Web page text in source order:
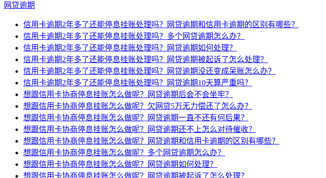
网贷逾期
信用卡逾期2年多了还能停息挂账处理吗？网贷逾期和信用卡逾期的区别有哪些？
信用卡逾期2年多了还能停息挂账处理吗？多个网贷逾期怎么办？
信用卡逾期2年多了还能停息挂账处理吗？网贷逾期如何处理？
信用卡逾期2年多了还能停息挂账处理吗？网贷逾期被起诉了怎么处理？
信用卡逾期2年多了还能停息挂账处理吗？网贷逾期没还变成呆账怎么办？
信用卡逾期2年多了还能停息挂账处理吗？网贷逾期10天算严重吗？
想跟信用卡协商停息挂账怎么做呢？网贷逾期后会不会坐牢？
想跟信用卡协商停息挂账怎么做呢？欠网贷5万无力偿还了怎么办？
想跟信用卡协商停息挂账怎么做呢？网贷逾期一直不还有何后果？
想跟信用卡协商停息挂账怎么做呢？网贷逾期还不上怎么对待催收？
想跟信用卡协商停息挂账怎么做呢？网贷逾期和信用卡逾期的区别有哪些？
想跟信用卡协商停息挂账怎么做呢？多个网贷逾期怎么办？
想跟信用卡协商停息挂账怎么做呢？网贷逾期如何处理？
想跟信用卡协商停息挂账怎么做呢？网贷逾期被起诉了怎么处理？